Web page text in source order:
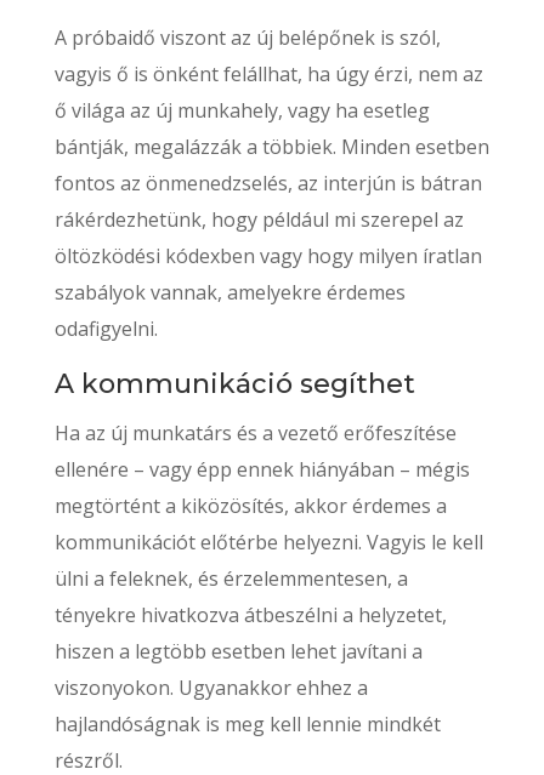
A próbaidő viszont az új belépőnek is szól,
vagyis ő is önként felállhat, ha úgy érzi, nem az
ő világa az új munkahely, vagy ha esetleg
bántják, megalázzák a többiek. Minden esetben
fontos az önmenedzselés, az interjún is bátran
rákérdezhetünk, hogy például mi szerepel az
öltözködési kódexben vagy hogy milyen íratlan
szabályok vannak, amelyekre érdemes
odafigyelni.
A kommunikáció segíthet
Ha az új munkatárs és a vezető erőfeszítése
ellenére – vagy épp ennek hiányában – mégis
megtörtént a kiközösítés, akkor érdemes a
kommunikációt előtérbe helyezni. Vagyis le kell
ülni a feleknek, és érzelemmentesen, a
tényekre hivatkozva átbeszélni a helyzetet,
hiszen a legtöbb esetben lehet javítani a
viszonyokon. Ugyanakkor ehhez a
hajlandóságnak is meg kell lennie mindkét
részről.